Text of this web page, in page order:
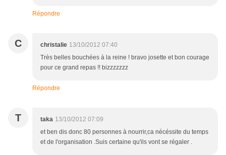
Répondre
C christalie 13/10/2012 07:40
Très belles bouchées à la reine ! bravo josette et bon courage
pour ce grand repas !! bizzzzzzz
Répondre
T taka 13/10/2012 07:09
et ben dis donc 80 personnes à nourrir,ca nécéssite du temps
et de l'organisation .Suis certaine qu'ils vont se régaler .